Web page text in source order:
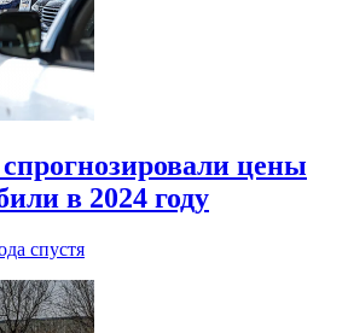
цены
в 2024 году
спустя